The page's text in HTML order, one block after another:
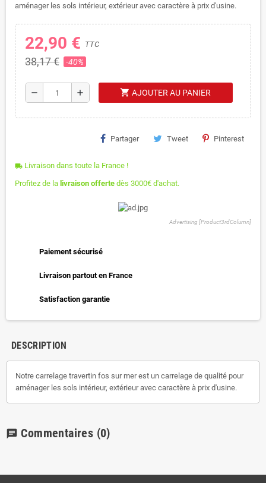
aménager les sols intérieur, extérieur avec caractère à prix d'usine.
22,90 € TTC
38,17 € -40%
remove add shopping_cart AJOUTER AU PANIER
Partager Tweet Pinterest
local_shipping Livraison dans toute la France !
Profitez de la livraison offerte dès 3000€ d'achat.
Advertising [Product3rdColumn]
Paiement sécurisé
Livraison partout en France
Satisfaction garantie
DESCRIPTION
Notre carrelage travertin fos sur mer est un carrelage de qualité pour
aménager les sols intérieur, extérieur avec caractère à prix d'usine.
chat Commentaires (0)